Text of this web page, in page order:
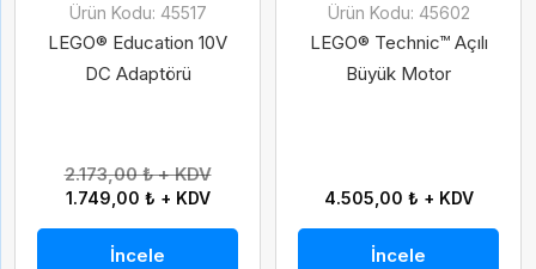
Ürün Kodu: 45517
LEGO® Education 10V
DC Adaptörü
2.173,00 ₺ + KDV
1.749,00 ₺ + KDV
İncele
Ürün Kodu: 45602
LEGO® Technic™ Açılı
Büyük Motor
4.505,00 ₺ + KDV
İncele